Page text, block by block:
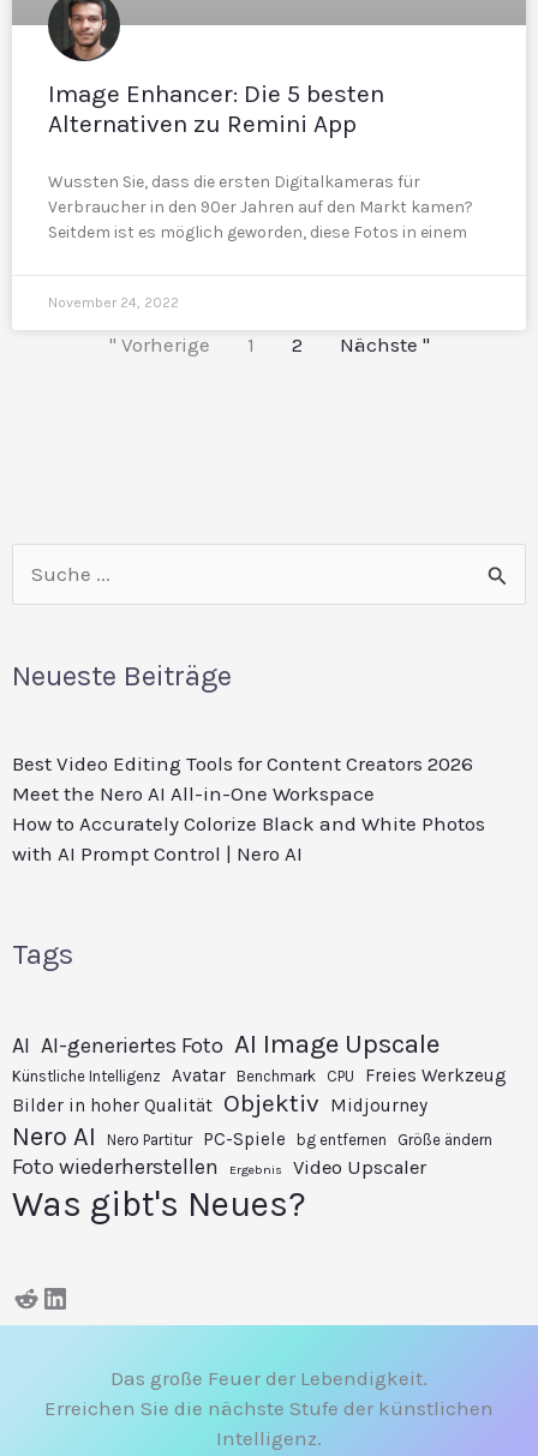
Image Enhancer: Die 5 besten
Alternativen zu Remini App
Wussten Sie, dass die ersten Digitalkameras für
Verbraucher in den 90er Jahren auf den Markt kamen?
Seitdem ist es möglich geworden, diese Fotos in einem
November 24, 2022
" Vorherige 1 2 Nächste "
Suchen
nach:
Neueste Beiträge
Best Video Editing Tools for Content Creators 2026
Meet the Nero AI All-in-One Workspace
How to Accurately Colorize Black and White Photos
with AI Prompt Control | Nero AI
Tags
AI AI-generiertes Foto AI Image Upscale
Künstliche Intelligenz Avatar Benchmark CPU
Freies Werkzeug
Bilder in hoher Qualität Objektiv Midjourney
Nero AI Nero Partitur PC-Spiele bg entfernen Größe ändern
Foto wiederherstellen Ergebnis Video Upscaler
Was gibt's Neues?
Das große Feuer der Lebendigkeit.
Erreichen Sie die nächste Stufe der künstlichen
Intelligenz.